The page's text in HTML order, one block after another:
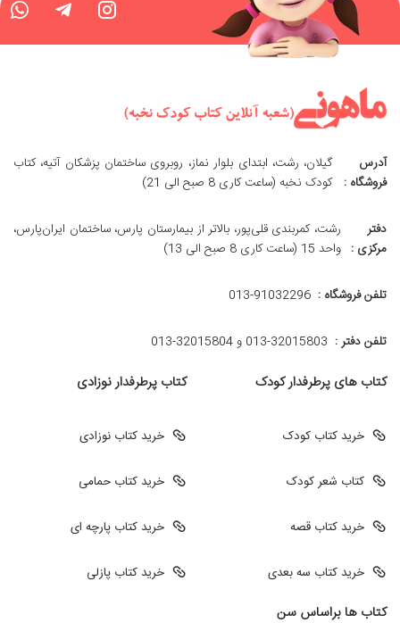
آدرس
فروشگاه :
گیلان، رشت، ابتدای بلوار نماز، روبروی ساختمان پزشکان آتیه، کتاب
کودک نخبه (ساعت کاری 8 صبح الی 21)
دفتر
مرکزی :
رشت، کمربندی قلی‌پور، بالاتر از بیمارستان پارس، ساختمان ایران‌پارس،
واحد 15 (ساعت کاری 8 صبح الی 13)
تلفن فروشگاه : 013-91032296
تلفن دفتر : 013-32015803 و 32015804-013
کتاب های پرطرفدار کودک
خرید کتاب کودک
کتاب شعر کودک
خرید کتاب قصه
خرید کتاب سه بعدی
کتاب پرطرفدار نوزادی
خرید کتاب نوزادی
خرید کتاب حمامی
خرید کتاب پارچه ای
خرید کتاب پازلی
کتاب ها براساس سن